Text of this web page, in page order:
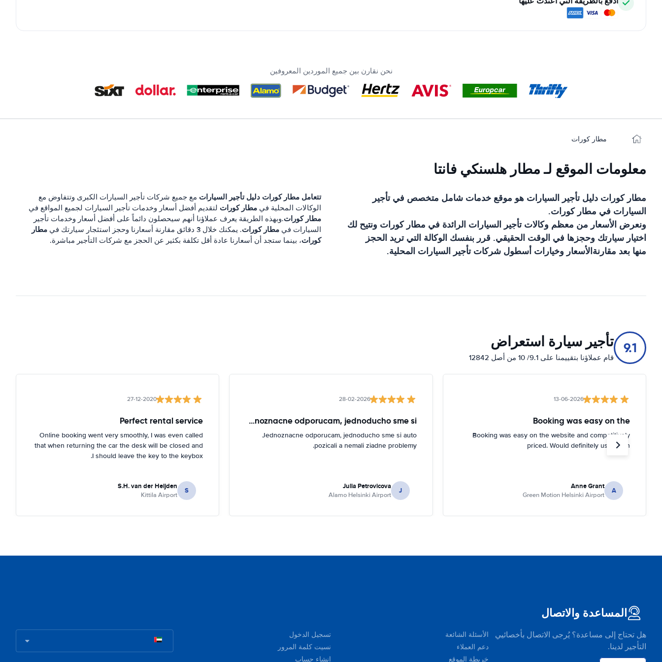
نحن نقارن بين جميع الموردين المعروفين
مطار كورات
معلومات الموقع لـ مطار هلسنكي فانتا
مطار كورات دليل تأجير السيارات هو موقع خدمات شامل متخصص في تأجير
السيارات في مطار كورات.
ونعرض الأسعار من معظم وكالات تأجير السيارات الرائدة في مطار كورات ونتيح لك
اختيار سيارتك وحجزها في الوقت الحقيقي. قرر بنفسك الوكالة التي تريد الحجز
منها بعد مقارنةالأسعار وخيارات أسطول شركات تأجير السيارات المحلية.
تتعامل مطار كورات دليل تأجير السيارات مع جميع شركات تأجير السيارات الكبرى وتتفاوض مع
الوكالات المحلية في مطار كورات لتقديم أفضل أسعار وخدمات تأجير السيارات لجميع المواقع في
مطار كورات.وبهذه الطريقة يعرف عملاؤنا أنهم سيحصلون دائماً على أفضل أسعار وخدمات تأجير
السيارات في مطار كورات. يمكنك خلال 3 دقائق مقارنة أسعارنا وحجز استئجار سيارتك في
مطار
كورات، بينما ستجد أن أسعارنا عادة أقل تكلفة بكثير عن الحجز مع شركات التأجير مباشرة.
9.1 تأجير سيارة استعراض
قام عملاؤنا بتقييمنا على 9.1/ 10 من أصل 12842
13-06-2026
Booking was easy on the
Booking was easy on the website and competitively
priced. Would definitely use again
A
Anne Grant
Green Motion Helsinki Airport
28-02-2026
Jednoznacne odporucam, jednoducho sme si
Jednoznacne odporucam, jednoducho sme si auto
pozicali a nemali ziadne problemy.
J
Julia Petrovicova
Alamo Helsinki Airport
27-12-2020
Perfect rental service
Online booking went very smoothly, I was even called
that when returning the car the desk will be closed and
I should leave the key to the keybox.
S
S.H. van der Heijden
Kittila Airport
المساعدة والاتصال
هل تحتاج إلى مساعدة؟ يُرجى الاتصال بأخصائيي
التأجير لدينا.
الأسئلة الشائعة
دعم العملاء
خريطة الموقع
تسجيل الدخول
نسيت كلمة المرور
إنشاء حساب